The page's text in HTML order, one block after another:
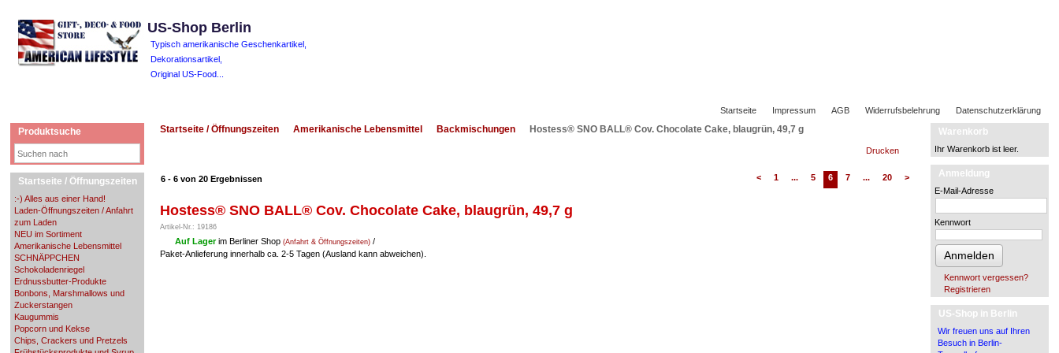
US-Shop Berlin
Typisch amerikanische Geschenkartikel,
Dekorationsartikel,
Original US-Food...
Startseite Impressum AGB Widerrufsbelehrung Datenschutzerklärung
Produktsuche
Startseite / Öffnungszeiten
:-) Alles aus einer Hand!
Laden-Öffnungszeiten / Anfahrt
zum Laden
NEU im Sortiment
Amerikanische Lebensmittel
SCHNÄPPCHEN
Schokoladenriegel
Erdnussbutter-Produkte
Bonbons, Marshmallows und
Zuckerstangen
Kaugummis
Popcorn und Kekse
Chips, Crackers und Pretzels
Warenkorb
Ihr Warenkorb ist leer.
Anmeldung
E-Mail-Adresse
Kennwort
Anmelden
Kennwort vergessen?
Registrieren
US-Shop in Berlin
Wir freuen uns auf Ihren
Besuch in Berlin-
Startseite / Öffnungszeiten Amerikanische Lebensmittel Backmischungen Hostess® SNO BALL® Cov. Chocolate Cake, blaugrün, 49,7 g
Drucken
6 - 6 von 20 Ergebnissen < 1 ... 5 6 7 ... 20 >
Hostess® SNO BALL® Cov. Chocolate Cake, blaugrün, 49,7 g
Artikel-Nr.: 19186
Auf Lagerim Berliner Shop(Anfahrt & Öffnungszeiten) /
Paket-Anlieferung innerhalb ca. 2-5 Tagen (Ausland kann abweichen).